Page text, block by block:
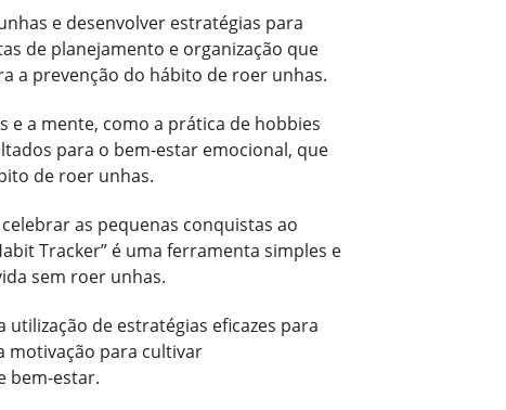
e desenvolver estratégias para
de planejamento e organização que
a prevenção do hábito de roer unhas.
a mente, como a prática de hobbies
para o bem-estar emocional, que
de roer unhas.
as pequenas conquistas ao
Tracker” é uma ferramenta simples e
sem roer unhas.
de estratégias eficazes para
motivação para cultivar
bem-estar.